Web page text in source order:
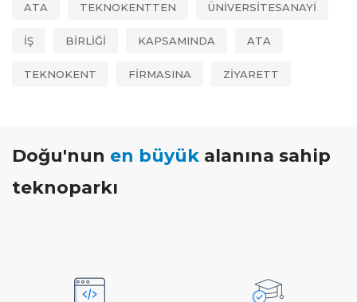
ATA TEKNOKENTTEN ÜNİVERSİTESANAYİ
İŞ BİRLİĞİ KAPSAMINDA ATA
TEKNOKENT FİRMASINA ZİYARETT
Doğu'nun en büyük alanına sahip
teknoparkı